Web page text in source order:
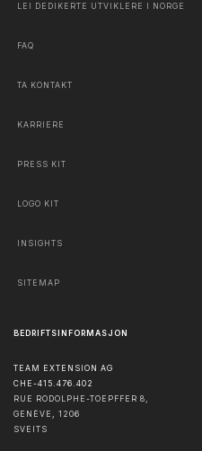
LEI DEDIKERTE UTVIKLERE I NORGE
FAQ
TA KONTAKT
KARRIERE
PRESS KIT
LOGO KIT
INSIGHTS
SITEMAP
BEDRIFTSINFORMASJON
TEAM EXTENSION AG
CHE-415.476.402
RUE RODOLPHE-TOEPFFER 8,
GENÈVE , 1206
SVEITS